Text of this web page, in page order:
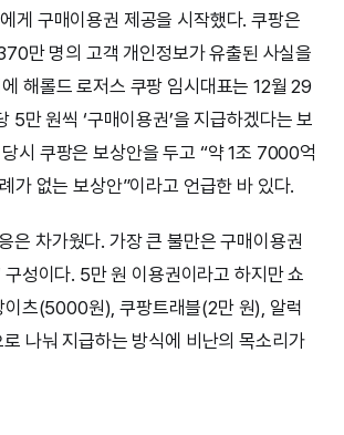
게 구매이용권 제공을 시작했다. 쿠팡은
만 명의 고객 개인정보가 유출된 사실을
해롤드 로저스 쿠팡 임시대표는 12월 29
5만 원씩 ‘구매이용권’을 지급하겠다는 보
시 쿠팡은 보상안을 두고 “약 1조 7000억
가 없는 보상안”이라고 언급한 바 있다.
은 차가웠다. 가장 큰 불만은 구매이용권
구성이다. 5만 원 이용권이라고 하지만 쇼
츠(5000원), 쿠팡트래블(2만 원), 알럭
나눠 지급하는 방식에 비난의 목소리가